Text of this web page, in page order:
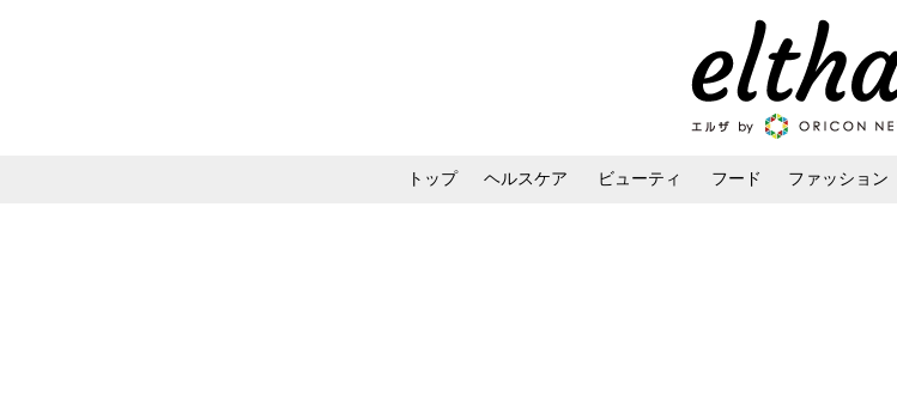
トップ ヘルスケア ビューティ フード ファッション